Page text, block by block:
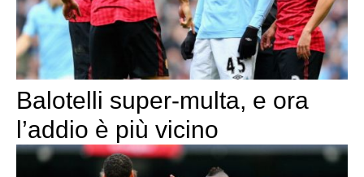
Balotelli super-multa, e ora
l’addio è più vicino